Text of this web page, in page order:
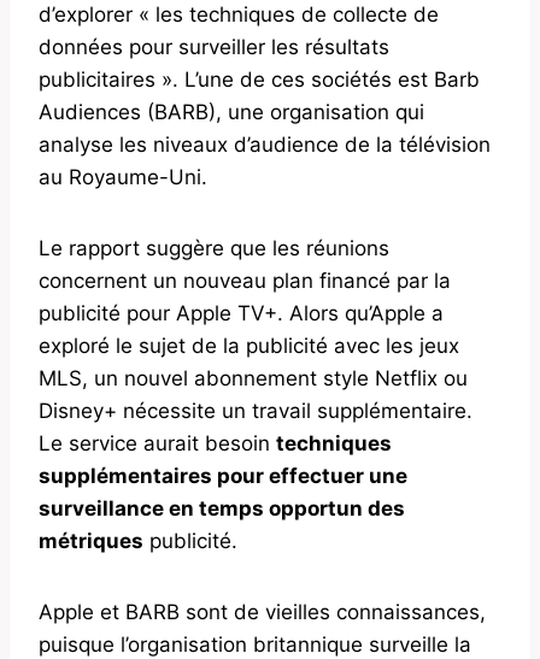
d’explorer « les techniques de collecte de
données pour surveiller les résultats
publicitaires ». L’une de ces sociétés est Barb
Audiences (BARB), une organisation qui
analyse les niveaux d’audience de la télévision
au Royaume-Uni.
Le rapport suggère que les réunions
concernent un nouveau plan financé par la
publicité pour Apple TV+. Alors qu’Apple a
exploré le sujet de la publicité avec les jeux
MLS, un nouvel abonnement style Netflix ou
Disney+ nécessite un travail supplémentaire.
Le service aurait besoin techniques
supplémentaires pour effectuer une
surveillance en temps opportun des
métriques publicité.
Apple et BARB sont de vieilles connaissances,
puisque l’organisation britannique surveille la